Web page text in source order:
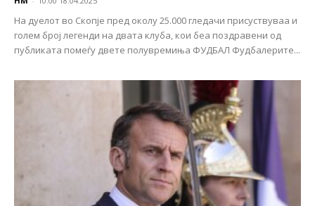
На дуелот во Скопје пред околу 25.000 гледачи присуствуваа и
голем број легенди на двата клуба, кои беа поздравени од
публиката помеѓу двете полувремиња ФУДБАЛ Фудбалерите...